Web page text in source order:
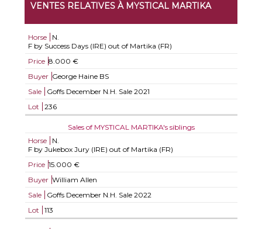
VENTES RELATIVES À MYSTICAL MARTIKA
Horse
N.
F by Success Days (IRE) out of Martika (FR)
Price 8.000 €
Buyer George Haine BS
Sale
Goffs December N.H. Sale 2021
Lot
236
Sales of MYSTICAL MARTIKA's siblings
Horse
N.
F by Jukebox Jury (IRE) out of Martika (FR)
Price 15.000 €
Buyer William Allen
Sale
Goffs December N.H. Sale 2022
Lot
113